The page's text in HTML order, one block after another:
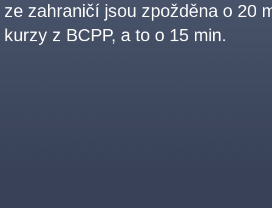
ze zahraničí jsou zpožděna o 20
kurzy z BCPP, a to o 15 min.